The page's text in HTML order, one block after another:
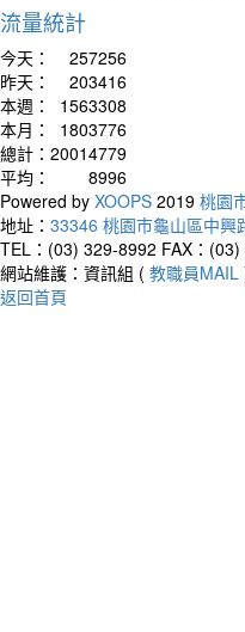
流量統計
今天：
257256
昨天：
203416
本週：
1563308
本月：
1803776
總計： 20014779
平均：
8996
Powered by XOOPS 2019 桃園
地址： 33346 桃園市龜山區中興
TEL：(03) 329-8992 FAX：
網站維護：資訊組 ( 教職員MAIL
返回首頁